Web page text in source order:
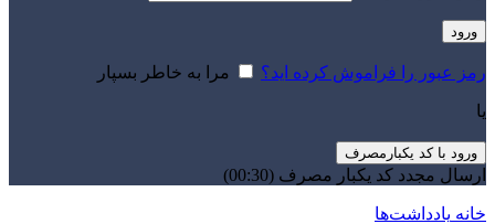
ورود
رمز عبور را فراموش کرده اید؟ مرا به خاطر بسپار
یا
ورود با کد یکبارمصرف
ارسال مجدد کد یکبار مصرف (00:
30
)
خانه یادداشت‌ها